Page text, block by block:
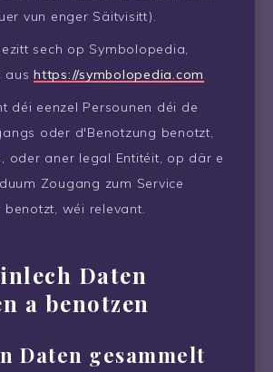
vun enger Säitvisitt).
sech op Symbolopedia,
aus https://symbolopedia.com
déi eenzel Persounen déi de
oder d'Benotzung benotzt,
oder aner legal Entitéit, op där e
Zougang zum Service
wéi relevant.
Daten
a benotzen
Daten gesammelt